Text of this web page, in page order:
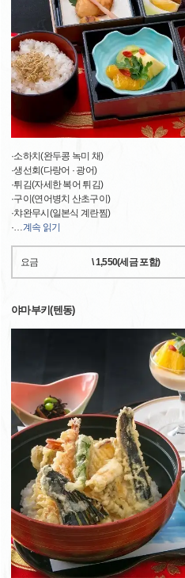
·소하치(완두콩 녹미 채)
·생선회(다랑어 · 광어)
·튀김(자세한 복어 튀김)
·구이(연어병치 산초구이)
·챠완무시(일본식 계란찜)
·…계속 읽기
요금 \ 1,550(세금 포함)
야마부키(텐동)